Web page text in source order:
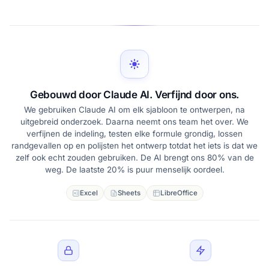
Gebouwd door Claude AI. Verfijnd door ons.
We gebruiken Claude AI om elk sjabloon te ontwerpen, na
uitgebreid onderzoek. Daarna neemt ons team het over. We
verfijnen de indeling, testen elke formule grondig, lossen
randgevallen op en polijsten het ontwerp totdat het iets is dat we
zelf ook echt zouden gebruiken. De AI brengt ons 80% van de
weg. De laatste 20% is puur menselijk oordeel.
Excel Sheets LibreOffice